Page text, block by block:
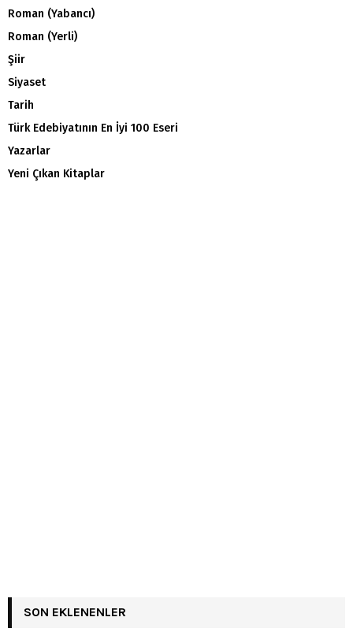
Roman (Yabancı)
Roman (Yerli)
Şiir
Siyaset
Tarih
Türk Edebiyatının En İyi 100 Eseri
Yazarlar
Yeni Çıkan Kitaplar
SON EKLENENLER